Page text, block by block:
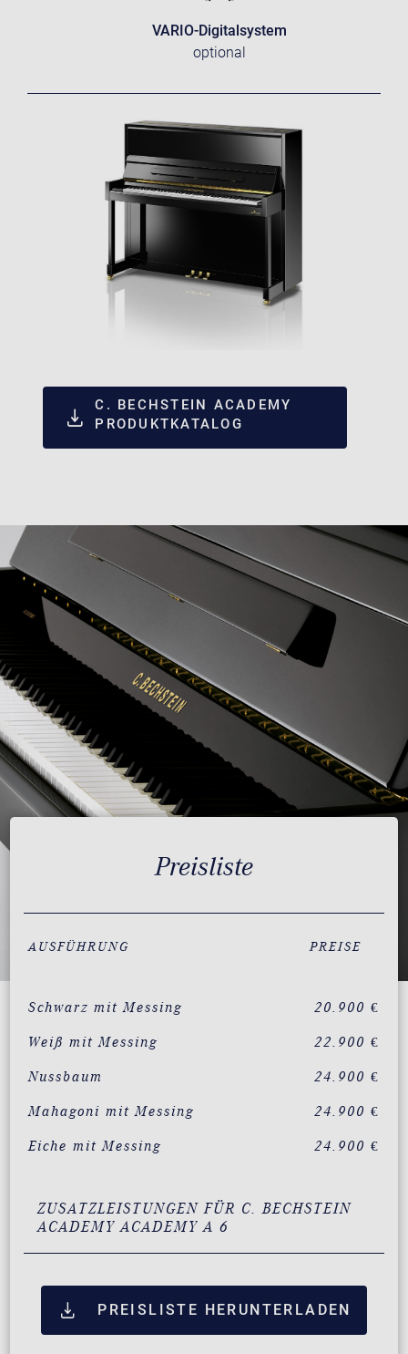
VARIO-Digitalsystem
optional
C. BECHSTEIN ACADEMY
PRODUKTKATALOG
Preisliste
AUSFÜHRUNG PREISE
Schwarz mit Messing 20.900 €
Weiß mit Messing 22.900 €
Nussbaum 24.900 €
Mahagoni mit Messing 24.900 €
Eiche mit Messing 24.900 €
ZUSATZLEISTUNGEN FÜR C. BECHSTEIN
ACADEMY ACADEMY A 6
PREISLISTE HERUNTERLADEN